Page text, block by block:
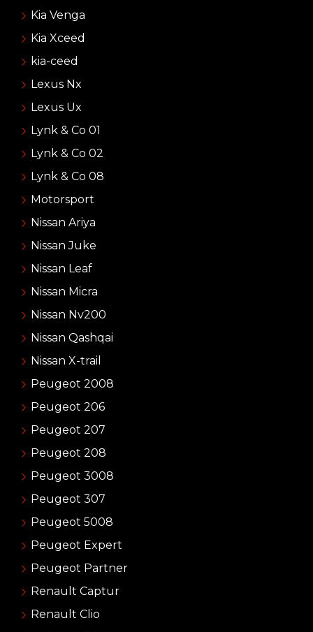
Kia Venga
Kia Xceed
kia-ceed
Lexus Nx
Lexus Ux
Lynk & Co 01
Lynk & Co 02
Lynk & Co 08
Motorsport
Nissan Ariya
Nissan Juke
Nissan Leaf
Nissan Micra
Nissan Nv200
Nissan Qashqai
Nissan X-trail
Peugeot 2008
Peugeot 206
Peugeot 207
Peugeot 208
Peugeot 3008
Peugeot 307
Peugeot 5008
Peugeot Expert
Peugeot Partner
Renault Captur
Renault Clio